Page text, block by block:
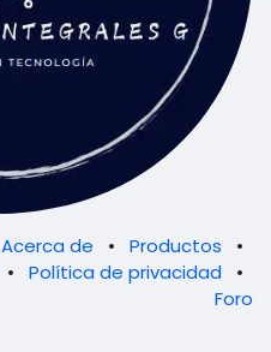
Acerca de • Productos
•
• Política de privacidad
•
Foro